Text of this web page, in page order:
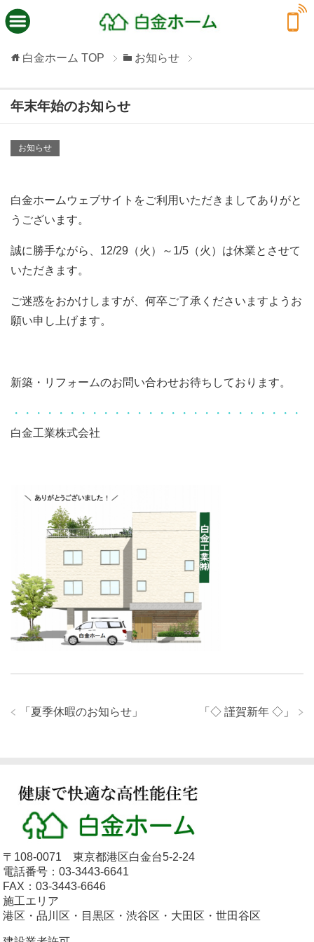
白金ホーム TOP お知らせ
年末年始のお知らせ
お知らせ
白金ホームウェブサイトをご利用いただきましてありがと
うございます。
誠に勝手ながら、12/29（火）～1/5（火）は休業とさせて
いただきます。
ご迷惑をおかけしますが、何卒ご了承くださいますようお
願い申し上げます。
新築・リフォームのお問い合わせお待ちしております。
・・・・・・・・・・・・・・・・・・・・・・・・・・
白金工業株式会社
「 ◇ 謹賀新年 ◇ 」
「 夏季休暇のお知らせ 」
〒108-0071 東京都港区白金台5-2-24
電話番号：03-3443-6641
FAX：03-3443-6646
施工エリア
港区・品川区・目黒区・渋谷区・大田区・世田谷区